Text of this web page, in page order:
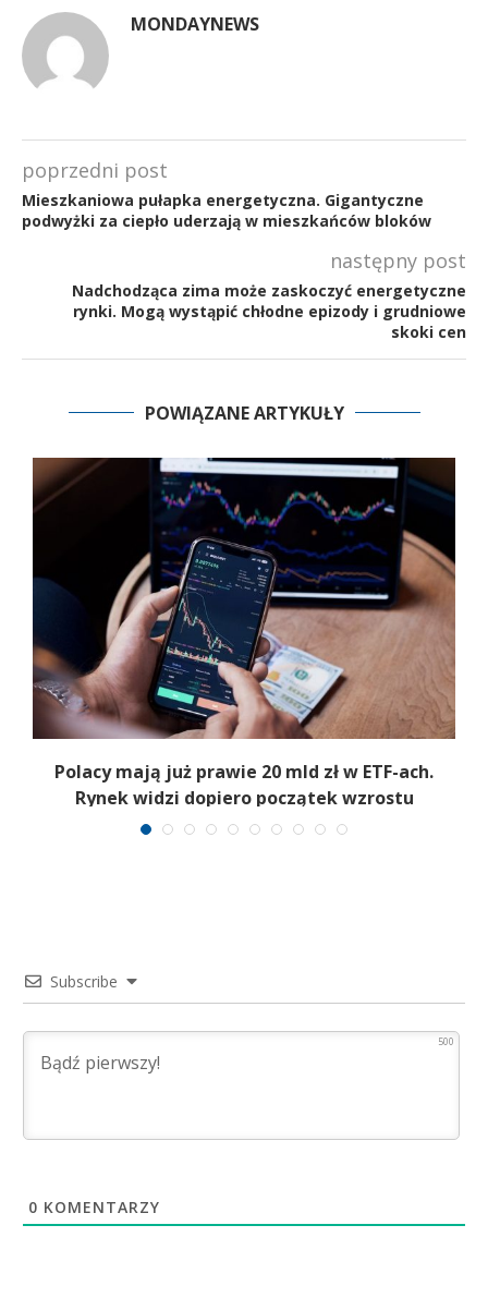
MONDAYNEWS
poprzedni post
Mieszkaniowa pułapka energetyczna. Gigantyczne
podwyżki za ciepło uderzają w mieszkańców bloków
następny post
Nadchodząca zima może zaskoczyć energetyczne
rynki. Mogą wystąpić chłodne epizody i grudniowe
skoki cen
POWIĄZANE ARTYKUŁY
Polacy mają już prawie 20 mld zł w ETF-ach.
Rynek widzi dopiero początek wzrostu
Subscribe
500
0 KOMENTARZY